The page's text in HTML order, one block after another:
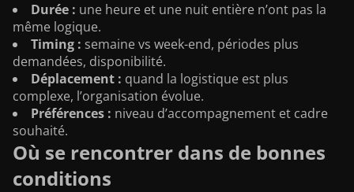
Durée : une heure et une nuit entière n’ont pas la
même logique.
Timing : semaine vs week-end, périodes plus
demandées, disponibilité.
Déplacement : quand la logistique est plus
complexe, l’organisation évolue.
Préférences : niveau d’accompagnement et cadre
souhaité.
Où se rencontrer dans de bonnes
conditions